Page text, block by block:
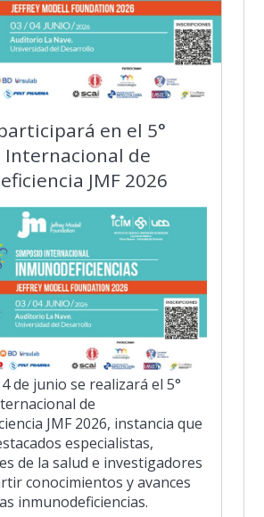
en el 5°
Internacional de
JMF 2026
de junio se realizará el 5°
de
JMF 2026, instancia que
especialistas,
de la salud e investigadores
conocimientos y avances
inmunodeficiencias.